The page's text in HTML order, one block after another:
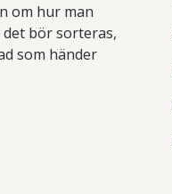
om hur man
bör sorteras,
som händer